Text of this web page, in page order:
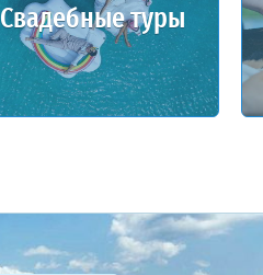
Свадебные туры